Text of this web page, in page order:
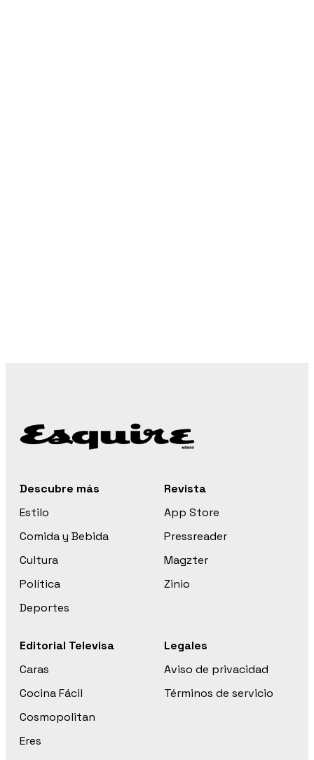
Descubre más
Estilo
Comida y Bebida
Cultura
Política
Deportes
Revista
App Store
Pressreader
Magzter
Zinio
Editorial Televisa
Caras
Cocina Fácil
Cosmopolitan
Eres
Legales
Aviso de privacidad
Términos de servicio